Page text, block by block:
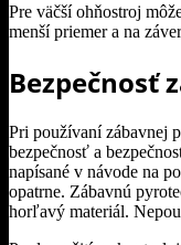
Pre väčší ohňostroj
menší priemer a na
Bezpečnosť
Pri používaní zábavnej
bezpečnosť a
napísané v návode na
opatrne. Zábavnú
horľavý materiál.